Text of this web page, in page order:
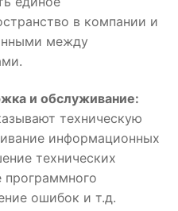
в компании и
между
и обслуживание:
техническую
информационных
технических
программного
ошибок и т.д.